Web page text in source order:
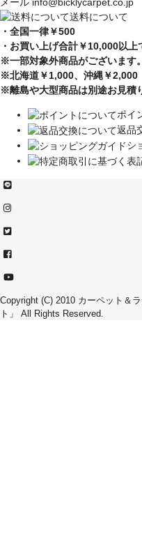
送料について
・全国一律￥500
・お買い上げ合計￥10,000以上
※一部対象外商品がございます。
※北海道￥1,000、沖縄￥2,000
※離島や大型商品は別途お見積
ポイ
返品
シ
Copyright (C) 2010 カーペット＆
ト」
All Rights Reserved.